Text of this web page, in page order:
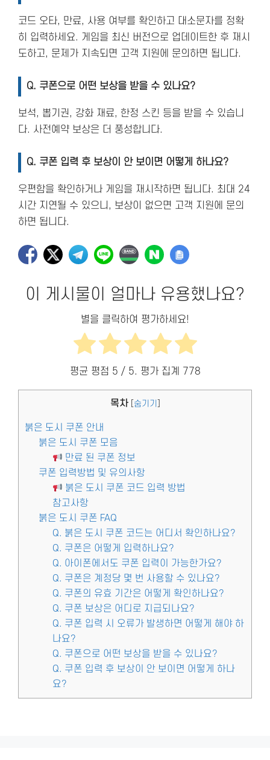
코드 오타, 만료, 사용 여부를 확인하고 대소문자를 정확
히 입력하세요. 게임을 최신 버전으로 업데이트한 후 재시
도하고, 문제가 지속되면 고객 지원에 문의하면 됩니다.
Q. 쿠폰으로 어떤 보상을 받을 수 있나요?
보석, 뽑기권, 강화 재료, 한정 스킨 등을 받을 수 있습니
다. 사전예약 보상은 더 풍성합니다.
Q. 쿠폰 입력 후 보상이 안 보이면 어떻게 하나요?
우편함을 확인하거나 게임을 재시작하면 됩니다. 최대 24
시간 지연될 수 있으니, 보상이 없으면 고객 지원에 문의
하면 됩니다.
이 게시물이 얼마나 유용했나요?
별을 클릭하여 평가하세요!
평균 평점 5 / 5. 평가 집계 778
목차 숨기기
붉은 도시 쿠폰 안내
붉은 도시 쿠폰 모음
만료 된 쿠폰 정보
쿠폰 입력방법 및 유의사항
붉은 도시 쿠폰 코드 입력 방법
참고사항
붉은 도시 쿠폰 FAQ
Q. 붉은 도시 쿠폰 코드는 어디서 확인하나요?
Q. 쿠폰은 어떻게 입력하나요?
Q. 아이폰에서도 쿠폰 입력이 가능한가요?
Q. 쿠폰은 계정당 몇 번 사용할 수 있나요?
Q. 쿠폰의 유효 기간은 어떻게 확인하나요?
Q. 쿠폰 보상은 어디로 지급되나요?
Q. 쿠폰 입력 시 오류가 발생하면 어떻게 해야 하
나요?
Q. 쿠폰으로 어떤 보상을 받을 수 있나요?
Q. 쿠폰 입력 후 보상이 안 보이면 어떻게 하나
요?